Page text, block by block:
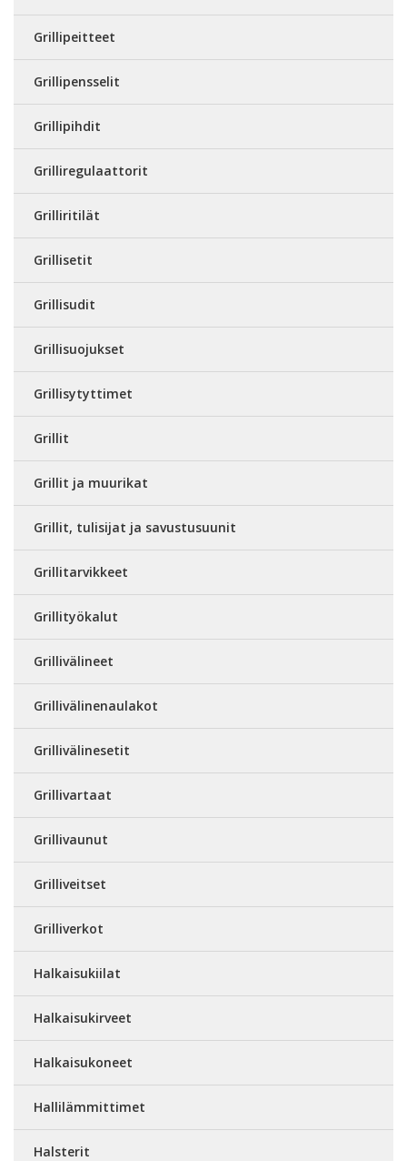
Grillipeitteet
Grillipensselit
Grillipihdit
Grilliregulaattorit
Grilliritilät
Grillisetit
Grillisudit
Grillisuojukset
Grillisytyttimet
Grillit
Grillit ja muurikat
Grillit, tulisijat ja savustusuunit
Grillitarvikkeet
Grillityökalut
Grillivälineet
Grillivälinenaulakot
Grillivälinesetit
Grillivartaat
Grillivaunut
Grilliveitset
Grilliverkot
Halkaisukiilat
Halkaisukirveet
Halkaisukoneet
Hallilämmittimet
Halsterit